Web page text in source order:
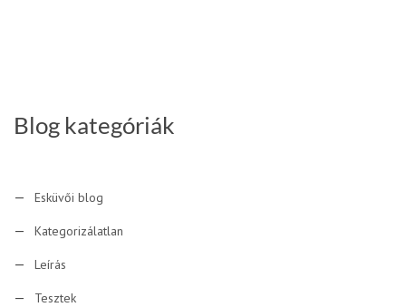
Blog kategóriák
Esküvői blog
Kategorizálatlan
Leírás
Tesztek